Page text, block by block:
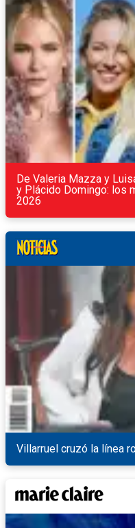
De Valeria Mazza y
y Plácido Domingo: los
2026
Villarruel cruzó la línea